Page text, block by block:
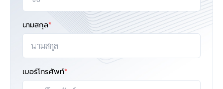
นามสกุล*
เบอร์โทรศัพท์*